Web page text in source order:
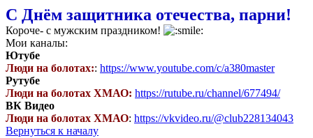
С Днём защитника отечества, парни!
Короче- с мужским праздником!
Мои каналы:
Ютубе
Люди на болотах:: https://www.youtube.com/c/a380master
Рутубе
Люди на болотах ХМАО: https://rutube.ru/channel/677494/
ВК Видео
Люди на болотах ХМАО: https://vkvideo.ru/@club228134043
Вернуться к началу